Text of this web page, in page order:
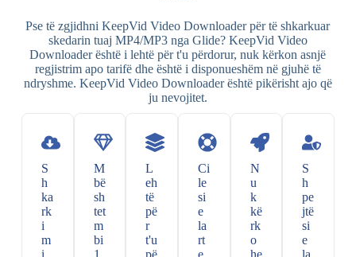
Pse të zgjidhni KeepVid Video Downloader për të shkarkuar
skedarin tuaj MP4/MP3 nga Glide? KeepVid Video
Downloader është i lehtë për t'u përdorur, nuk kërkon asnjë
regjistrim apo tarifë dhe është i disponueshëm në gjuhë të
ndryshme. KeepVid Video Downloader është pikërisht ajo që
ju nevojitet.
S
h
ka
rk
i
m
i
M
bë
sh
tet
m
bi
1
L
eh
të
pë
r
t'u
pë
Ci
le
si
e
la
rt
e
N
u
k
kë
rk
o
he
S
h
pe
jtë
si
e
la